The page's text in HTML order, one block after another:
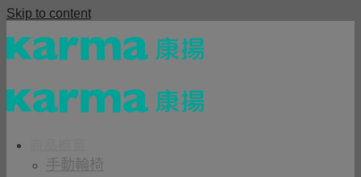
Skip to content
手動輪椅